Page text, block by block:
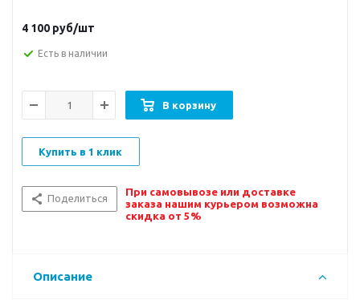
4 100 руб/шт
Есть в наличии
В корзину
Купить в 1 клик
Поделиться
При самовывозе или доставке
заказа нашим курьером возможна
скидка от 5%
Описание